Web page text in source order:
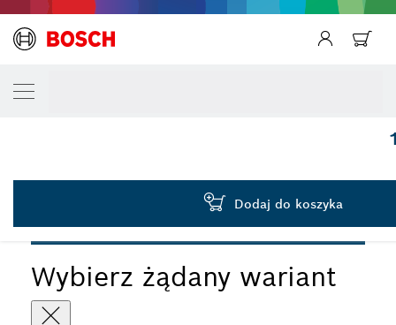
PRO
Wybierz żądany wariant
TWÓJ WARIANT WYBORU
2 607 017 515
Dodaj do koszyka